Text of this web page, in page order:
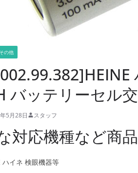
の他
バッテリーセル
5月28日 スタッフ
対応機種など商
ハイネ 検眼機器等